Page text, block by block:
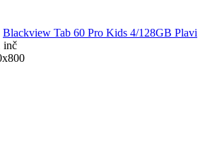
Blackview Tab 60 Pro Kids 4/128GB Plavi
inč